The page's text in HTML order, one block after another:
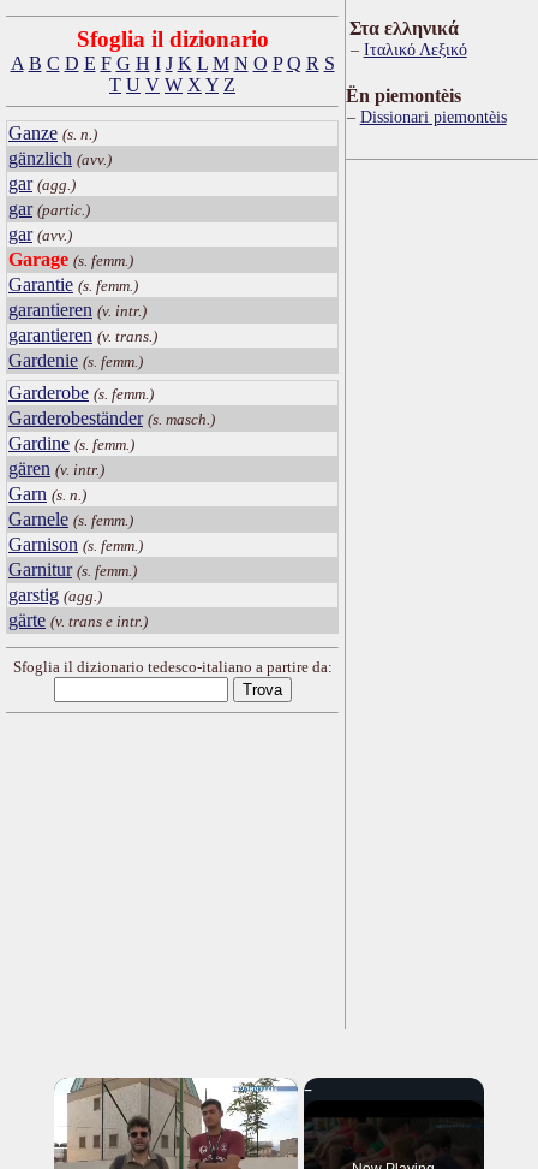
Sfoglia il dizionario
A B C D E F G H I J K L M N O P Q R S
T U V W X Y Z
Ganze (s. n.)
gänzlich (avv.)
gar (agg.)
gar (partic.)
gar (avv.)
Garage (s. femm.)
Garantie (s. femm.)
garantieren (v. intr.)
garantieren (v. trans.)
Gardenie (s. femm.)
Garderobe (s. femm.)
Garderobeständer (s. masch.)
Gardine (s. femm.)
gären (v. intr.)
Garn (s. n.)
Garnele (s. femm.)
Garnison (s. femm.)
Garnitur (s. femm.)
garstig (agg.)
gärte (v. trans e intr.)
Sfoglia il dizionario tedesco-italiano a partire da:
Στα ελληνικά
Ιταλικό Λεξικό
Ën piemontèis
Dissionari piemontèis
×